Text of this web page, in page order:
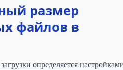
размер
файлов в
определяется